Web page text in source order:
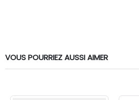
VOUS POURRIEZ AUSSI AIMER